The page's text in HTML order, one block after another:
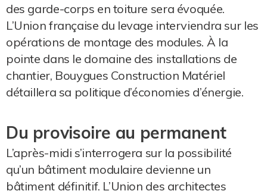
des garde-corps en toiture sera évoquée.
L’Union française du levage interviendra sur les
opérations de montage des modules. À la
pointe dans le domaine des installations de
chantier, Bouygues Construction Matériel
détaillera sa politique d’économies d’énergie.
Du provisoire au permanent
L’après-midi s’interrogera sur la possibilité
qu’un bâtiment modulaire devienne un
bâtiment définitif. L’Union des architectes